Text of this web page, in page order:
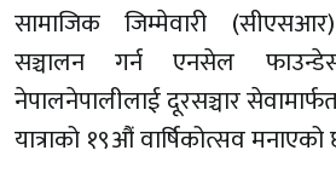
सामाजिक जिम्मेवारी
सञ्चालन गर्न एनसेल
नेपालनेपालीलाई दूरसञ्चार
यात्राको १९औं वार्षिकोत्सव मनाएको